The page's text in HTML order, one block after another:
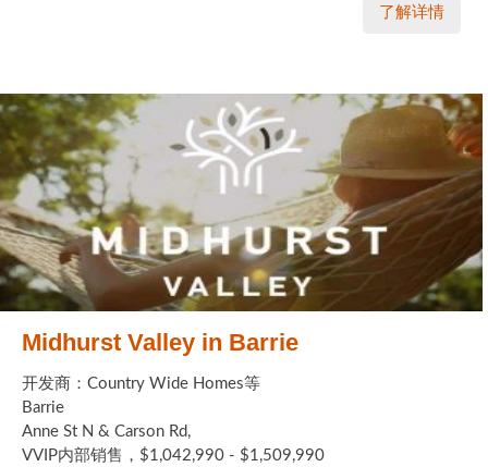
了解详情
Midhurst Valley in Barrie
开发商：Country Wide Homes等
Barrie
Anne St N & Carson Rd,
VVIP内部销售，$1,042,990 - $1,509,990